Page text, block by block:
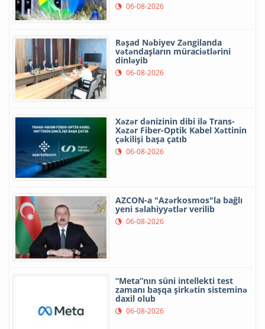
06-08-2026
Rəşad Nəbiyev Zəngilanda
vətəndaşların müraciətlərini
dinləyib
06-08-2026
Xəzər dənizinin dibi ilə Trans-
Xəzər Fiber-Optik Kabel Xəttinin
çəkilişi başa çatıb
06-08-2026
AZCON-a "Azərkosmos"la bağlı
yeni səlahiyyətlər verilib
06-08-2026
“Meta”nın süni intellekti test
zamanı başqa şirkətin sisteminə
daxil olub
06-08-2026